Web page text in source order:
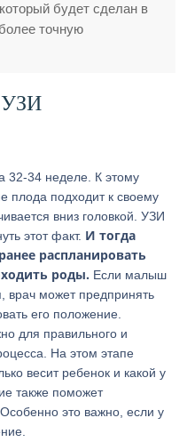
будет сделан в
точную
УЗИ
32-34 неделе. К этому
плода подходит к своему
вниз головкой. УЗИ
этот факт. И тогда
распланировать
роды. Если малыш
врач может предпринять
его положение.
для правильного и
На этом этапе
весит ребенок и какой у
также поможет
это важно, если у